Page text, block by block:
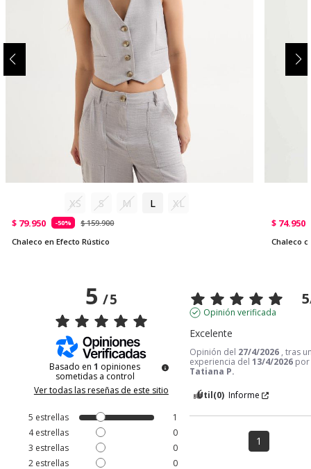
XS S M L XL
$ 79.950 -50%
$ 159.900
Chaleco en Efecto Rústico
$ 74.950
Chaleco
5/5
Basado en1 opiniones
sometidas a control
Ver todas las reseñas de este sitio
5 estrellas
1
4estrellas
0
3 estrellas
0
2 estrellas
0
5
Opinión verificada
Excelente
Opinión del 27/4/2026 , tras
experiencia del13/4/2026 por
Tatiana P.
Útil(0) Informe
1